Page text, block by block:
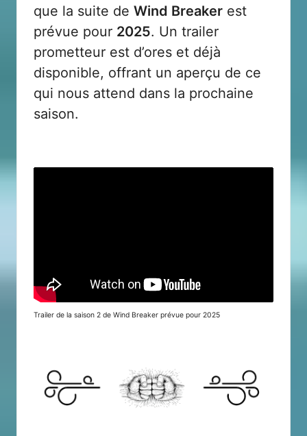
que la suite de Wind Breaker est
prévue pour 2025. Un trailer
prometteur est d’ores et déjà
disponible, offrant un aperçu de ce
qui nous attend dans la prochaine
saison.
Trailer de la saison 2 de Wind Breaker prévue pour 2025